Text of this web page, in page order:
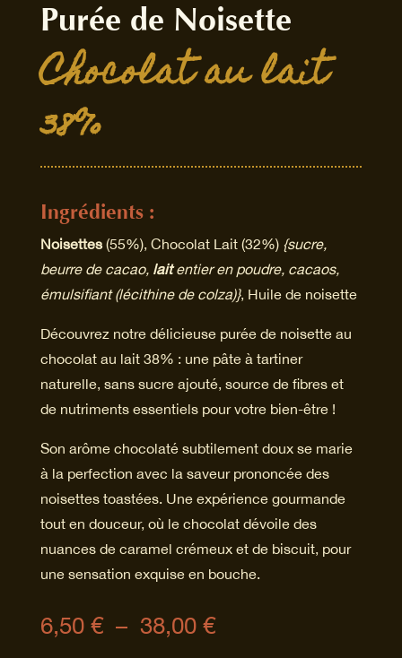
Purée de Noisette
Chocolat au lait
38%
Ingrédients :
Noisettes(55%), Chocolat Lait (32%) {sucre,
beurre de cacao, laitentier en poudre, cacaos,
émulsifiant (lécithine de colza)}, Huile de noisette
Découvrez notre délicieuse purée de noisette au
chocolat au lait 38% : une pâte à tartiner
naturelle, sans sucre ajouté, source de fibres et
de nutriments essentiels pour votre bien-être !
Son arôme chocolaté subtilement doux se marie
à la perfection avec la saveur prononcée des
noisettes toastées. Une expérience gourmande
tout en douceur, où le chocolat dévoile des
nuances de caramel crémeux et de biscuit, pour
une sensation exquise en bouche.
6,50 € – 38,00 €Plage